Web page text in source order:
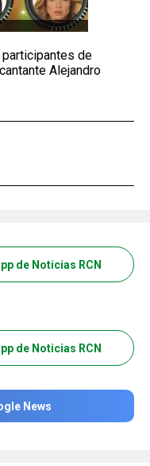
de
Alejandro
de Noticias RCN
de Noticias RCN
News